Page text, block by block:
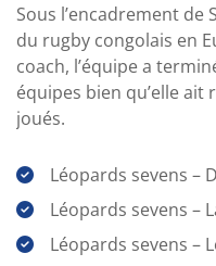
Sous l’encadrement de
du rugby congolais en
coach, l’équipe a
équipes bien qu’elle
joués.
Léopards sevens –
Léopards sevens –
Léopards sevens –